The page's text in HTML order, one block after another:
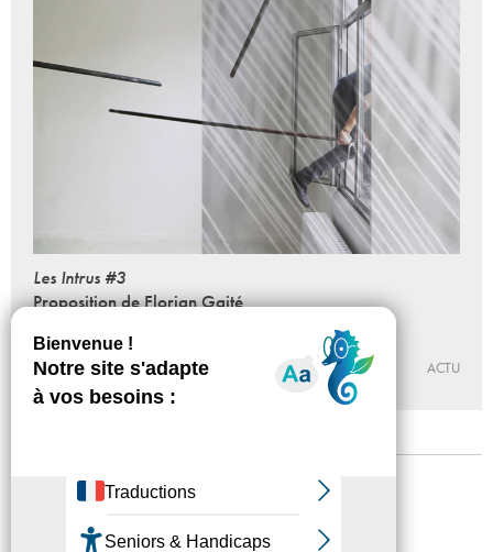
Les Intrus #3
Proposition de Florian Gaité
CENTRE D’ART CONTEMPORAIN DE MALAKOFF – MAISON
DES ARTS + SUPÉRETTE
ACTU
Accessibilité